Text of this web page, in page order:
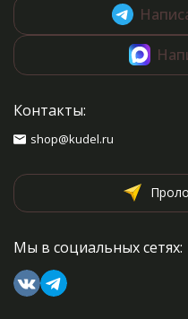
Контакты:
shop@kudel.ru
Мы в социальных сетях: